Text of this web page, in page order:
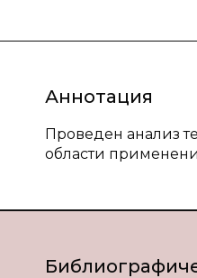
Аннотация
Проведен анализ
области